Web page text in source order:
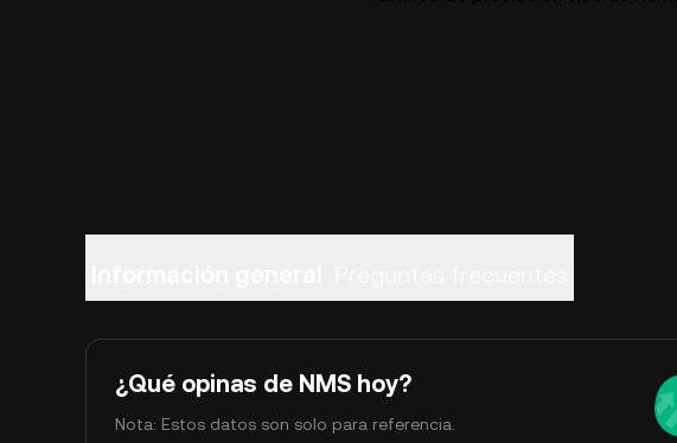
¿Qué opinas de NMS hoy?
Nota: Estos datos son solo para referencia.